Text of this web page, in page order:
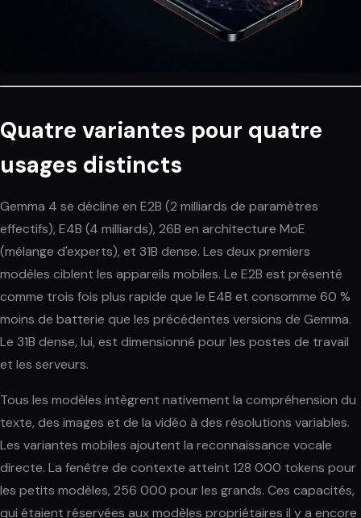
Quatre variantes pour quatre
usages distincts
Gemma 4 se décline en E2B (2 milliards de paramètres
effectifs), E4B (4 milliards), 26B en architecture MoE
(mélange d'experts), et 31B dense. Les deux premiers
modèles ciblent les appareils mobiles. Le E2B est présenté
comme trois fois plus rapide que le E4B et consomme 60 %
moins de batterie que les précédentes versions de Gemma.
Le 31B dense, lui, est dimensionné pour les postes de travail
et les serveurs.
Tous les modèles intègrent nativement la compréhension du
texte, des images et de la vidéo à des résolutions variables.
Les variantes mobiles ajoutent la reconnaissance vocale
directe. La fenêtre de contexte atteint 128 000 tokens pour
les petits modèles, 256 000 pour les grands. Ces capacités,
qui étaient réservées aux modèles propriétaires il y a encore